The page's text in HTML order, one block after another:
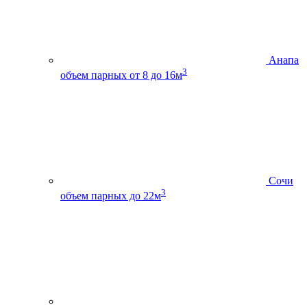
Анапа
объем парных от 8 до 16м3
Сочи
объем парных до 22м3